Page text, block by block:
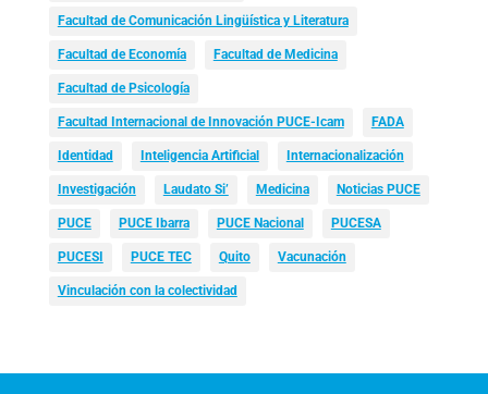
Facultad de Comunicación Lingüística y Literatura
Facultad de Economía Facultad de Medicina
Facultad de Psicología
Facultad Internacional de Innovación PUCE-Icam FADA
Identidad Inteligencia Artificial Internacionalización
Investigación Laudato Si’ Medicina Noticias PUCE
PUCE PUCE Ibarra PUCE Nacional PUCESA
PUCESI PUCE TEC Quito Vacunación
Vinculación con la colectividad